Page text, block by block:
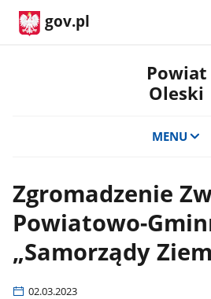
gov.pl
Powiat
Oleski
MENU
Zgromadzenie
Powiatowo-
„Samorządy
02.03.2023